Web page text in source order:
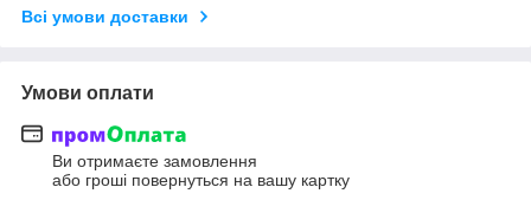
Всі умови доставки
Умови оплати
Ви отримаєте замовлення
або гроші повернуться на вашу картку